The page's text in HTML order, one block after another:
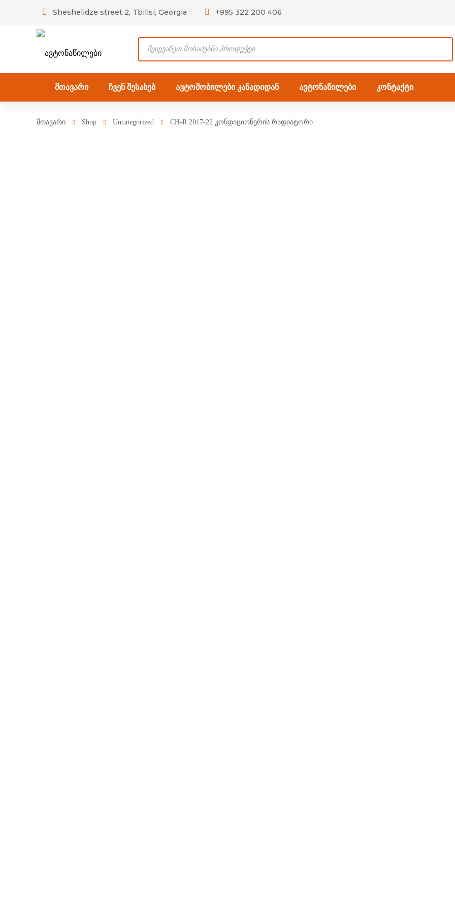
Sheshelidze street 2, Tbilisi, Georgia +995 322 200 406
Products
search
მთავარი ჩვენ შესახებ ავტომობილები კანადიდან ავტონაწილები კონტაქტი
მთავარი Shop Uncategorized CH-R 2017-22 კონდიციონერის რადიატორი